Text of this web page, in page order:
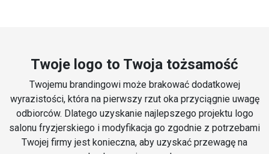
Twoje logo to Twoja tożsamość
Twojemu brandingowi może brakować dodatkowej
wyrazistości, która na pierwszy rzut oka przyciągnie uwagę
odbiorców. Dlatego uzyskanie najlepszego projektu logo
salonu fryzjerskiego i modyfikacja go zgodnie z potrzebami
Twojej firmy jest konieczna, aby uzyskać przewagę na